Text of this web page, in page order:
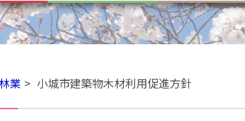
業 小城市建築物木材利用促進方針